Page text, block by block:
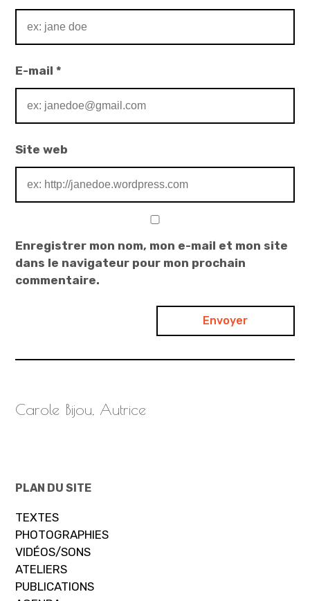
E-mail*
Site web
Enregistrer mon nom, mon e-mail et mon site
dans le navigateur pour mon prochain
commentaire.
Carole Bijou, Autrice
PLAN DU SITE
TEXTES
PHOTOGRAPHIES
VIDÉOS/SONS
ATELIERS
PUBLICATIONS